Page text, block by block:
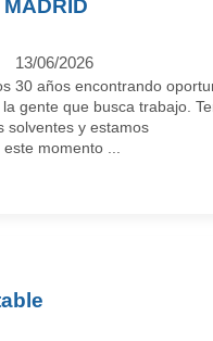
13/06/2026
30 años encontrando
gente que busca trabajo.
solventes y estamos
momento ...